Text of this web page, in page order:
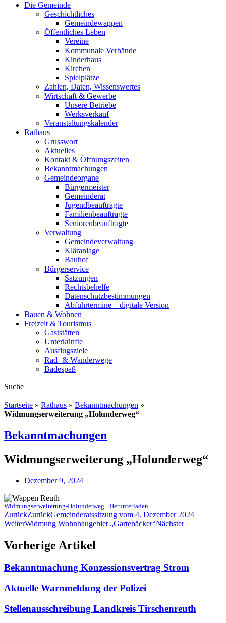
Die Gemeinde
Geschichtliches
Gemeindewappen
Öffentliches Leben
Vereine
Kommunale Verbände
Kinderhaus
Kirchen
Spielplätze
Zahlen, Daten, Wissenswertes
Wirtschaft & Gewerbe
Unsere Betriebe
Werksverkauf
Veranstaltungskalender
Rathaus
Grusswort
Aktuelles
Kontakt & Öffnungszeiten
Bekanntmachungen
Gemeindeorgane
Bürgermeister
Gemeinderat
Jugendbeauftragte
Familienbeauftragte
Seniorenbeauftragte
Verwaltung
Gemeindeverwaltung
Kläranlage
Bauhof
Bürgerservice
Satzungen
Rechtsbehelfe
Datenschutzbestimmungen
Abfuhrtermine – digitale Version
Bauen & Wohnen
Freizeit & Tourismus
Gaststätten
Unterkünfte
Ausflugsziele
Rad- & Wanderwege
Badespaß
Suche
Startseite » Rathaus » Bekanntmachungen »
Widmungserweiterung „Holunderweg“
Bekanntmachungen
Widmungserweiterung „Holunderweg“
Dezember 9, 2024
Widmungserweiterung-Holunderweg Herunterladen
ZurückZurückGemeinderatssitzung vom 4. Dezember 2024
WeiterWidmung Wohnbaugebiet „Gartenäcker“Nächster
Vorherige Artikel
Bekanntmachung Konzessionsvertrag Strom
Aktuelle Warnmeldung der Polizei
Stellenausschreibung Landkreis Tirschenreuth